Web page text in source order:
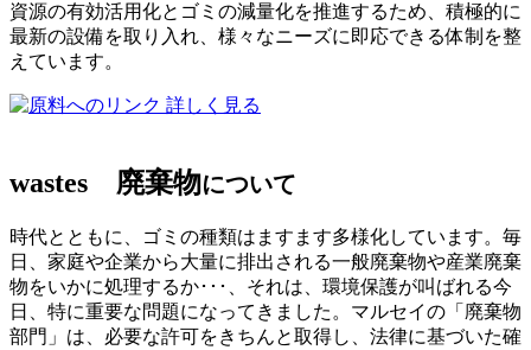
資源の有効活用化とゴミの減量化を推進するため、積極的に
最新の設備を取り入れ、様々なニーズに即応できる体制を整
えています。
詳しく見る
wastes 廃棄物について
時代とともに、ゴミの種類はますます多様化しています。毎
日、家庭や企業から大量に排出される一般廃棄物や産業廃棄
物をいかに処理するか･･･、それは、環境保護が叫ばれる今
日、特に重要な問題になってきました。マルセイの「廃棄物
部門」は、必要な許可をきちんと取得し、法律に基づいた確